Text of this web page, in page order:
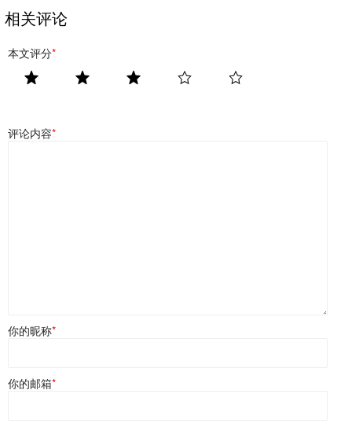
相关评论
本文评分*
评论内容*
你的昵称*
你的邮箱*